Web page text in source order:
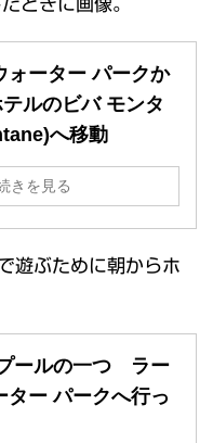
ォーター パークか
ルのビバ モンタ
へ移動
きを見る
遊ぶために朝からホ
ールの一つ ラー
ター パークへ行っ